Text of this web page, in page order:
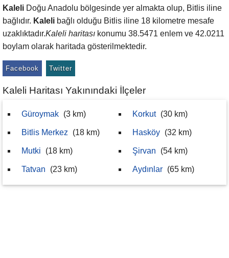
Kaleli Doğu Anadolu bölgesinde yer almakta olup, Bitlis iline
bağlıdır. Kaleli bağlı olduğu Bitlis iline 18 kilometre mesafe
uzaklıktadır.Kaleli haritası konumu 38.5471 enlem ve 42.0211
boylam olarak haritada gösterilmektedir.
Facebook Twitter
Kaleli Haritası Yakınındaki İlçeler
Güroymak (3 km)
Bitlis Merkez (18 km)
Mutki (18 km)
Tatvan (23 km)
Korkut (30 km)
Hasköy (32 km)
Şirvan (54 km)
Aydınlar (65 km)